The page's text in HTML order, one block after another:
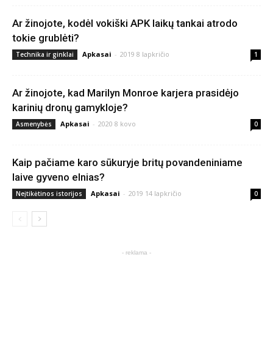
Ar žinojote, kodėl vokiški APK laikų tankai atrodo
tokie grublėti?
Technika ir ginklai Apkasai - 2019 8 lapkričio 1
Ar žinojote, kad Marilyn Monroe karjera prasidėjo
karinių dronų gamykloje?
Asmenybės Apkasai - 2020 8 kovo 0
Kaip pačiame karo sūkuryje britų povandeniniame
laive gyveno elnias?
Neįtikėtinos istorijos Apkasai - 2019 14 lapkričio 0
- reklama -